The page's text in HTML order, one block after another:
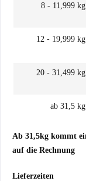
8 - 11,999 kg
12 - 19,999 kg
20 - 31,499 kg
ab 31,5 kg
Ab 31,5kg kommt
auf die Rechnung
Lieferzeiten